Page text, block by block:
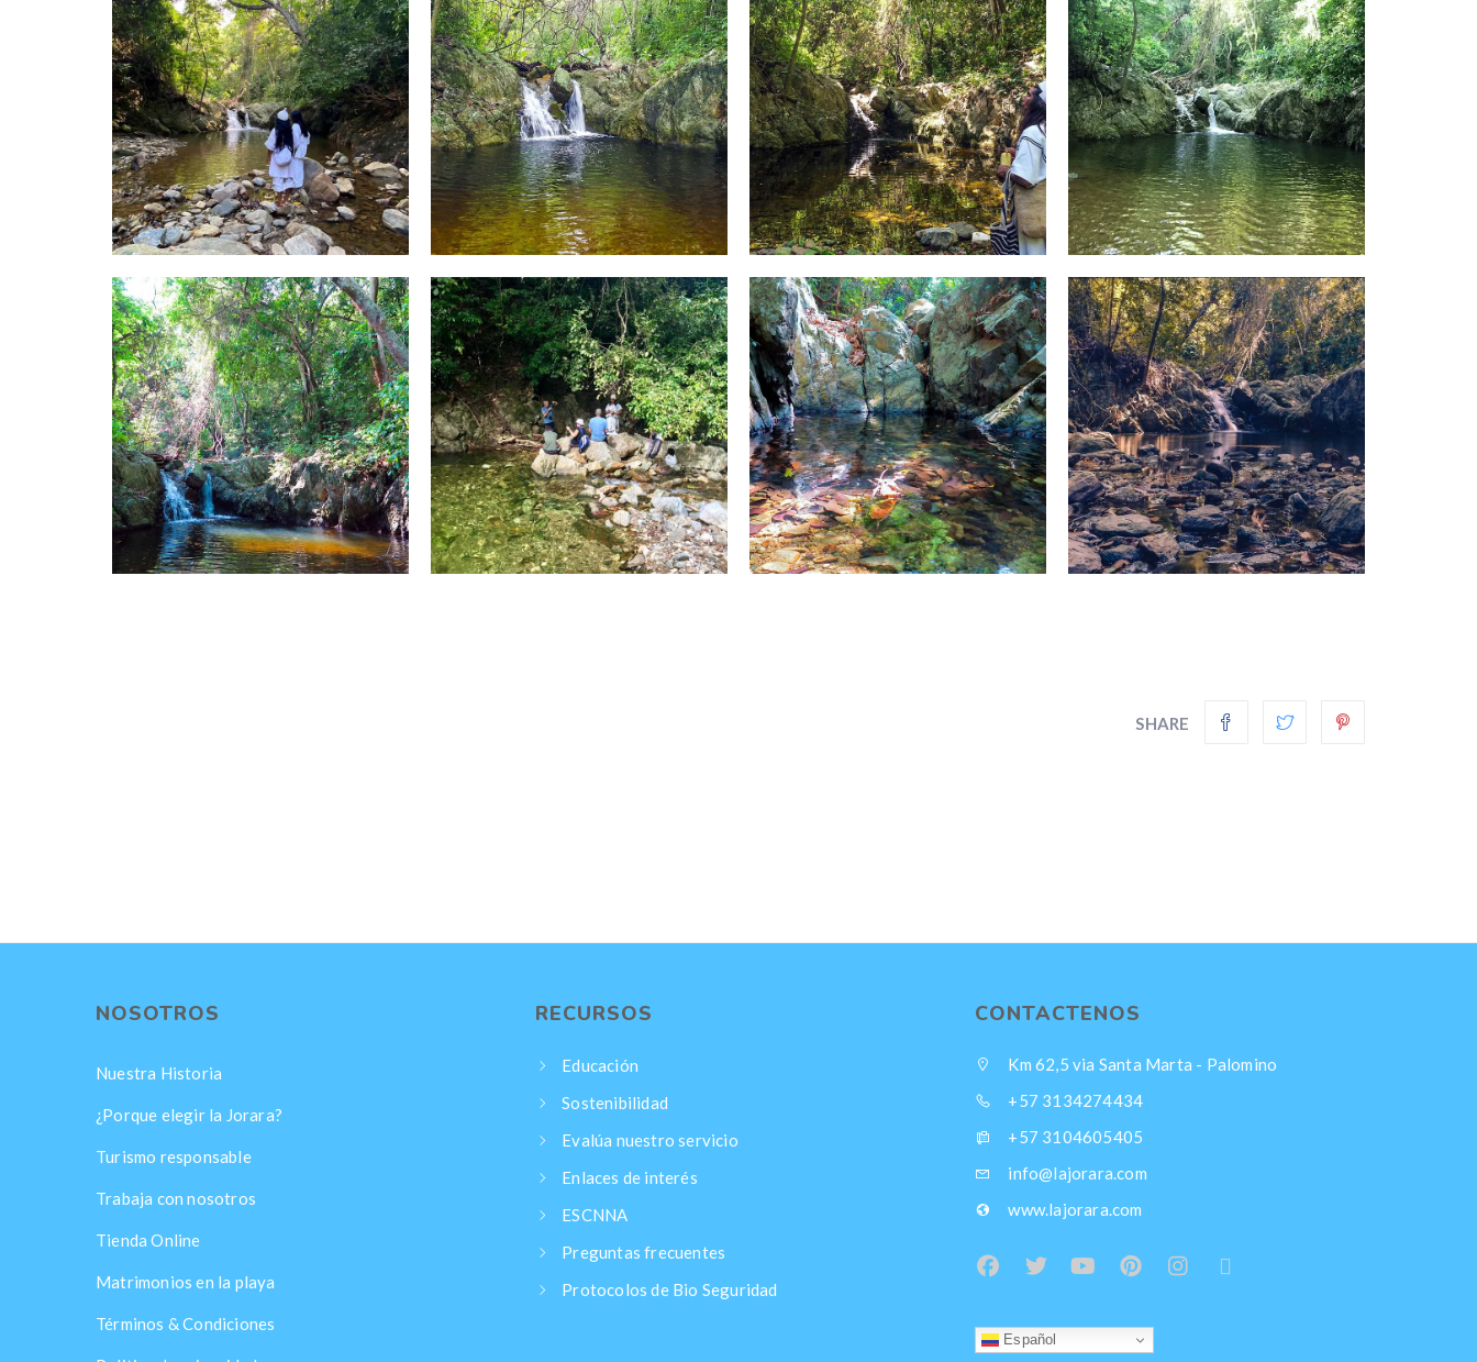
SHARE
NOSOTROS
Nuestra Historia
¿Porque elegir la Jorara?
Turismo responsable
Trabaja con nosotros
Tienda Online
Matrimonios en la playa
Términos & Condiciones
RECURSOS
Educación
Sostenibilidad
Evalúa nuestro servicio
Enlaces de interés
ESCNNA
Preguntas frecuentes
Protocolos de Bio Seguridad
CONTACTENOS
Km 62,5 via Santa Marta - Palomino
+57 3134274434
+57 3104605405
info@lajorara.com
www.lajorara.com
Español